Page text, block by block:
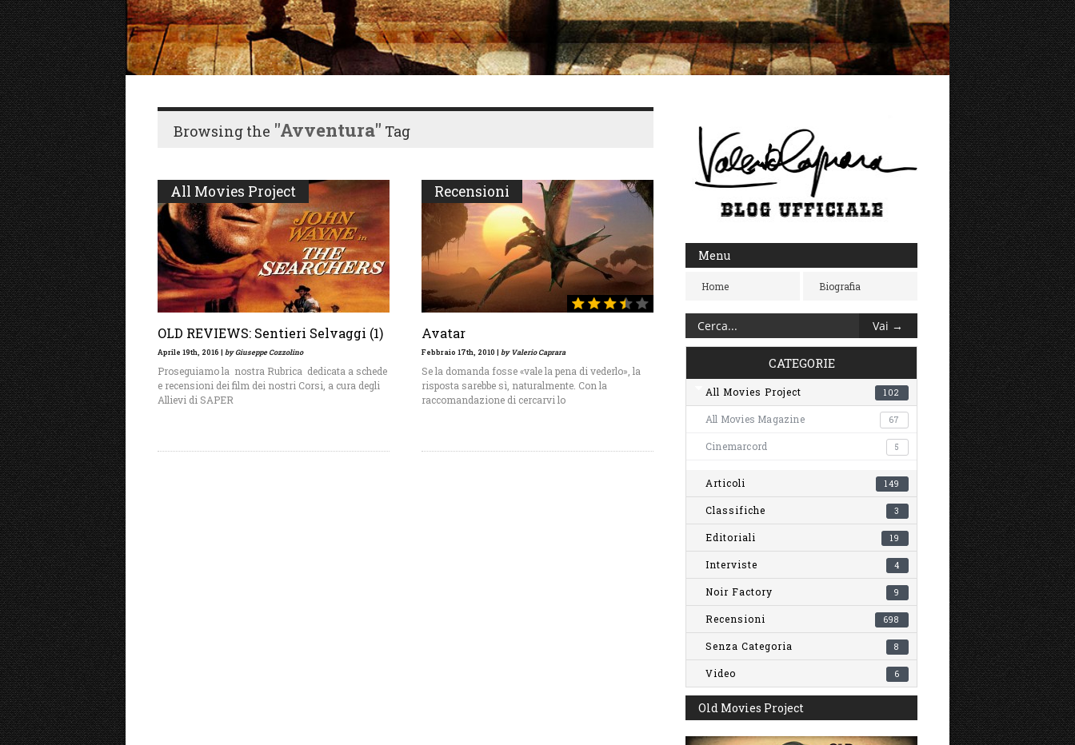
Browsing the "avventura" Tag
All Movies Project
OLD REVIEWS: Sentieri Selvaggi (1)
Aprile 19th, 2016 | by Giuseppe Cozzolino
Proseguiamo la nostra Rubrica dedicata a schede
e recensioni dei film dei nostri Corsi, a cura degli
Allievi di SAPER
Recensioni
Avatar
Febbraio 17th, 2010 | by Valerio Caprara
Se la domanda fosse «vale la pena di vederlo», la
risposta sarebbe sì, naturalmente. Con la
raccomandazione di cercarvi lo
Menu
Home Biografia
CATEGORIE
All Movies Project 102
All Movies Magazine 67
Cinemarcord 5
Articoli 149
Classifiche 3
Editoriali 19
Interviste 4
Noir Factory 9
Recensioni 698
Senza Categoria 8
Video 6
Old Movies Project